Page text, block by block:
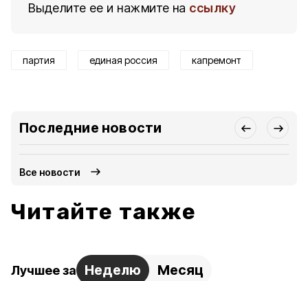
Выделите ее и нажмите на ссылку
партия единая россия капремонт
Последние новости
Все новости
Читайте также
Лучшее за Неделю Месяц